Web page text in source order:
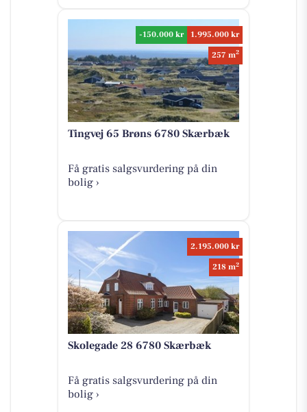
-150.000 kr
1.995.000 kr
257 m2
Tingvej 65 Brøns 6780 Skærbæk
Få gratis salgsvurdering på din
bolig ›
2.195.000 kr
218 m2
Skolegade 28 6780 Skærbæk
Få gratis salgsvurdering på din
bolig ›